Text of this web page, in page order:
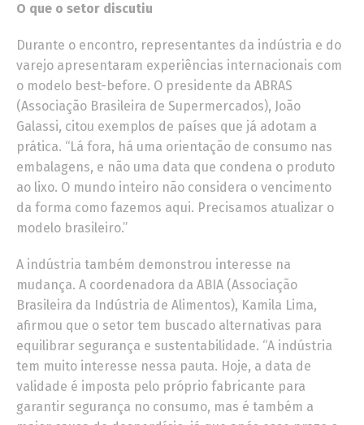
O que o setor discutiu
Durante o encontro, representantes da indústria e do
varejo apresentaram experiências internacionais com
o modelo best-before. O presidente da ABRAS
(Associação Brasileira de Supermercados), João
Galassi, citou exemplos de países que já adotam a
prática. “Lá fora, há uma orientação de consumo nas
embalagens, e não uma data que condena o produto
ao lixo. O mundo inteiro não considera o vencimento
da forma como fazemos aqui. Precisamos atualizar o
modelo brasileiro.”
A indústria também demonstrou interesse na
mudança. A coordenadora da ABIA (Associação
Brasileira da Indústria de Alimentos), Kamila Lima,
afirmou que o setor tem buscado alternativas para
equilibrar segurança e sustentabilidade. “A indústria
tem muito interesse nessa pauta. Hoje, a data de
validade é imposta pelo próprio fabricante para
garantir segurança no consumo, mas é também a